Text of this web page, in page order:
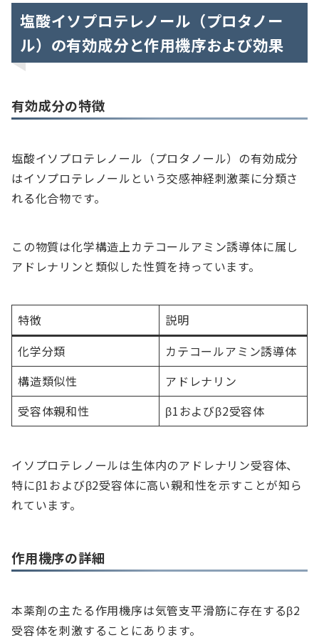
塩酸イソプロテレノール（プロタノー
ル）の有効成分と作用機序および効果
有効成分の特徴
塩酸イソプロテレノール（プロタノール）の有効成分
はイソプロテレノールという交感神経刺激薬に分類さ
れる化合物です。
この物質は化学構造上カテコールアミン誘導体に属し
アドレナリンと類似した性質を持っています。
特徴
説明
化学分類
カテコールアミン誘導体
構造類似性
アドレナリン
受容体親和性
β1およびβ2受容体
イソプロテレノールは生体内のアドレナリン受容体、
特にβ1およびβ2受容体に高い親和性を示すことが知ら
れています。
作用機序の詳細
本薬剤の主たる作用機序は気管支平滑筋に存在するβ2
受容体を刺激することにあります。